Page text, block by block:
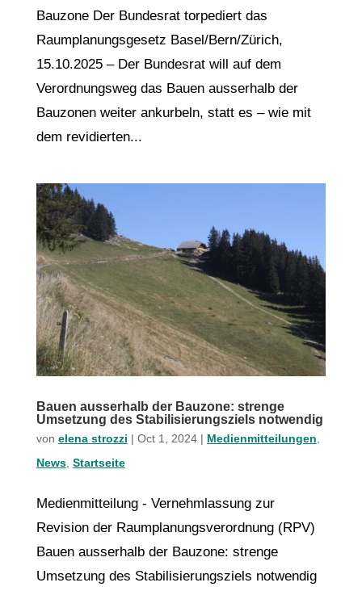
Bauzone Der Bundesrat torpediert das
Raumplanungsgesetz Basel/Bern/Zürich,
15.10.2025 – Der Bundesrat will auf dem
Verordnungsweg das Bauen ausserhalb der
Bauzonen weiter ankurbeln, statt es – wie mit
dem revidierten...
Bauen ausserhalb der Bauzone: strenge
Umsetzung des Stabilisierungsziels notwendig
von elena strozzi | Oct 1, 2024| Medienmitteilungen
News, Startseite
Medienmitteilung - Vernehmlassung zur
Revision der Raumplanungsverordnung (RPV)
Bauen ausserhalb der Bauzone: strenge
Umsetzung des Stabilisierungsziels notwendig